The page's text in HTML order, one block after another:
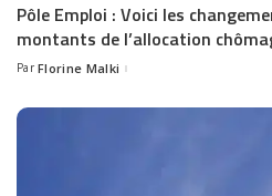
Pôle Emploi : Voici les
montants de l’allocation
Posted
Par Florine Malki